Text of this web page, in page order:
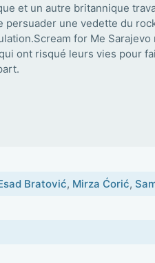
et un autre britannique
une vedette du
for Me
ont risqué leurs vies pour
Bratović, Mirza Ćorić,